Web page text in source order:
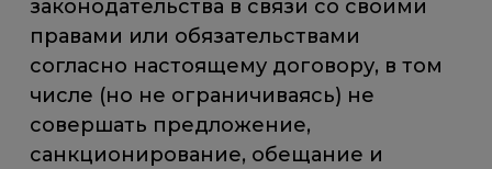
законодательства в связи со своими
правами или обязательствами
согласно настоящему договору, в том
числе (но не ограничиваясь) не
совершать предложение,
санкционирование, обещание и